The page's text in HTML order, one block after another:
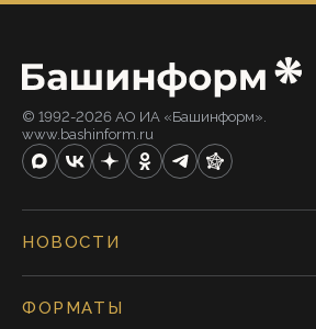
© 1992-2026 АО ИА «Башинформ».
www.bashinform.ru
НОВОСТИ
ФОРМАТЫ